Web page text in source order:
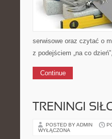
serwisowe oraz czytać o
z podejściem „na co
Continue
TRENINGI
POSTED BY ADMIN
WYŁĄCZONA